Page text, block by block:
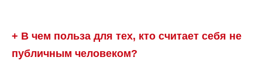
+ В чем польза для тех, кто считает себя не
публичным человеком?